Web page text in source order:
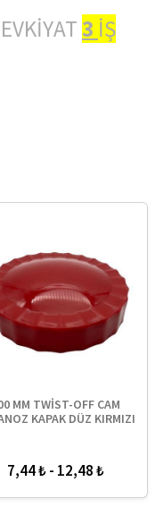
3 İŞ
MM TWİST-OFF CAM
KAPAK DÜZ KIRMIZI
7,44 ₺ - 12,48 ₺